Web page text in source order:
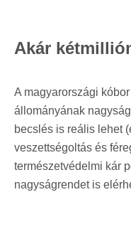
Akár
A magyarországi
állományának
becslés is reális lehet
veszettségoltás és
természetvédelmi kár
nagyságrendet is